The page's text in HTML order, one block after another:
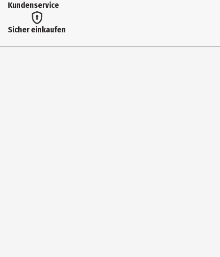
Kundenservice
Sicher einkaufen